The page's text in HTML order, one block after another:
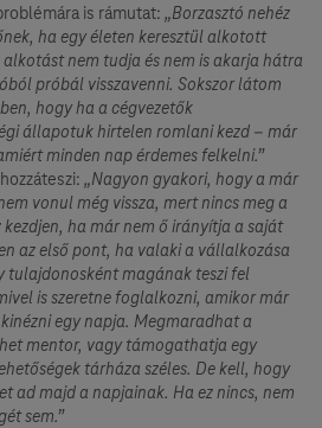
is rámutat: „Borzasztó nehéz
ha egy életen keresztül alkotott
nem tudja és nem is akarja hátra
próbál visszavenni. Sokszor látom
hogy ha a cégvezetők
állapotuk hirtelen romlani kezd – már
minden nap érdemes felkelni.”
„Nagyon gyakori, hogy a már
vonul még vissza, mert nincs meg a
kezdjen, ha már nem ő irányítja a saját
az első pont, ha valaki a vállalkozása
tulajdonosként magának teszi fel
is szeretne foglalkozni, amikor már
egy napja. Megmaradhat a
mentor, vagy támogathatja egy
tárháza széles. De kell, hogy
ad majd a napjainak. Ha ez nincs, nem
sem.”